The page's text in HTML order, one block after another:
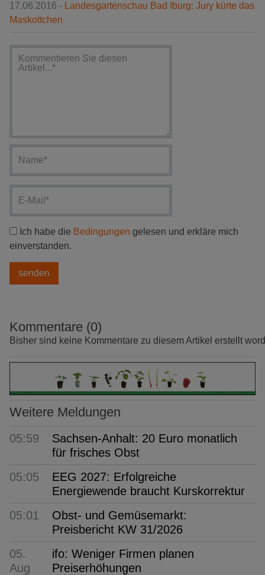
17.06.2016 - Landesgartenschau Bad Iburg: Jury kürte das
Maskottchen
Ich habe die Bedingungen gelesen und erkläre mich
einverstanden.
Kommentare (0)
Bisher sind keine Kommentare zu diesem Artikel erstellt
Weitere Meldungen
05:59
Sachsen-Anhalt: 20 Euro monatlich
für frisches Obst
05:05
EEG 2027: Erfolgreiche
Energiewende braucht Kurskorrektur
05:01
Obst- und Gemüsemarkt:
Preisbericht KW 31/2026
05.
Aug
ifo: Weniger Firmen planen
Preiserhöhungen